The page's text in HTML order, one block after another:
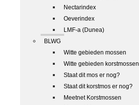
Nectarindex
Oeverindex
LMF-a (Dunea)
BLWG
Witte gebieden mossen
Witte gebieden korstmossen
Staat dit mos er nog?
Staat dit korstmos er nog?
Meetnet Korstmossen